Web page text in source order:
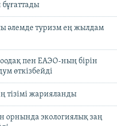
әлемде туризм ең жылдам
пен ЕАЭО-ның бірін
өткізбейді
тізімі жарияланды
орнында экологиялық заң